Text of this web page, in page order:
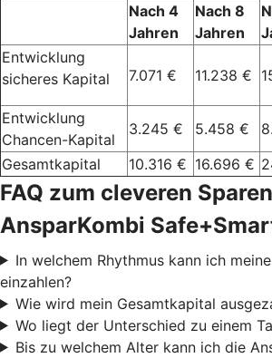
Nach 4
Jahren
Nach 8
Jahren
Entwicklung
sicheres Kapital
7.071 € 11.238 €
Entwicklung
Chancen-Kapital
3.245 € 5.458 €
Gesamtkapital
10.316 € 16.696 €
FAQ zum cleveren
AnsparKombi
In welchem Rhythmus kann ich
einzahlen?
Wie wird mein Gesamtkapital
Wo liegt der Unterschied zu einem
Bis zu welchem Alter kann ich die